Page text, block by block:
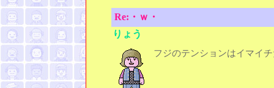
Re:・ｗ・
りょう
フジのテンションはイマイ